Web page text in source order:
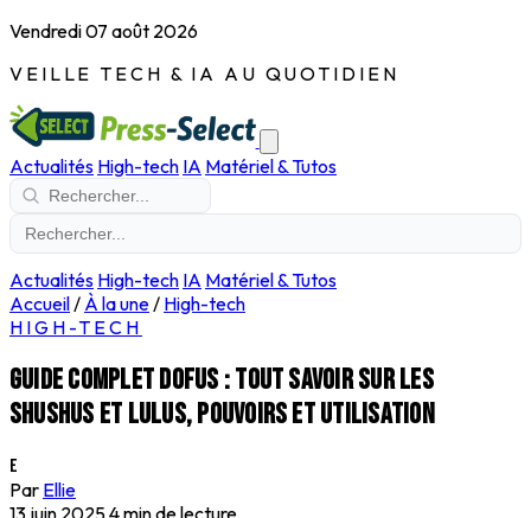
Vendredi 07 août 2026
VEILLE TECH & IA AU QUOTIDIEN
Actualités High-tech IA Matériel & Tutos
Actualités High-tech IA Matériel & Tutos
Accueil/ À la une/ High-tech
HIGH-TECH
Guide complet Dofus : tout savoir sur les
Shushus et Lulus, pouvoirs et utilisation
E
Par Ellie
13 juin 20254 min de lecture